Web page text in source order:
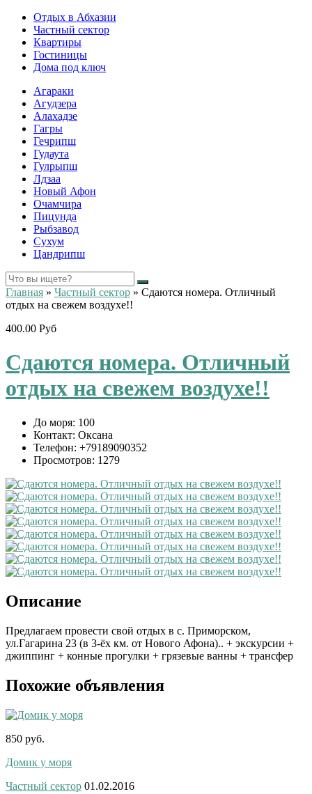
Отдых в Абхазии
Частный сектор
Квартиры
Гостиницы
Дома под ключ
Агараки
Агудзера
Алахадзе
Гагры
Гечрипш
Гудаута
Гулрыпш
Лдзаа
Новый Афон
Очамчира
Пицунда
Рыбзавод
Сухум
Цандрипш
Главная » Частный сектор » Сдаются номера. Отличный
отдых на свежем воздухе!!
400.00 Руб
Сдаются номера. Отличный
отдых на свежем воздухе!!
До моря: 100
Контакт: Оксана
Телефон: +79189090352
Просмотров: 1279
Описание
Предлагаем провести свой отдых в с. Приморском,
ул.Гагарина 23 (в 3-ёх км. от Нового Афона).. + экскурсии +
джиппинг + конные прогулки + грязевые ванны + трансфер
Похожие объявления
850 руб.
Домик у моря
Частный сектор 01.02.2016